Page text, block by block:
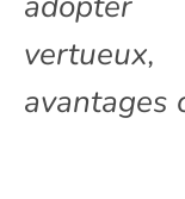
avantages